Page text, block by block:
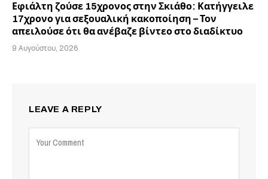
Εφιάλτη ζούσε 15χρονος στην Σκιάθο: Κατήγγειλε
17χρονο για σεξουαλική κακοποίηση – Τον
απειλούσε ότι θα ανέβαζε βίντεο στο διαδίκτυο
9 Αυγούστου, 2026
LEAVE A REPLY